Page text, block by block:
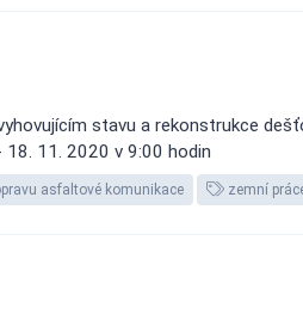
stavu a rekonstrukce
18. 11. 2020 v 9:00 hodin
asfaltové komunikace zemní